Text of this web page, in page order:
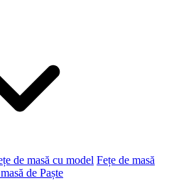
de masă cu model Fețe de masă
de Paște​